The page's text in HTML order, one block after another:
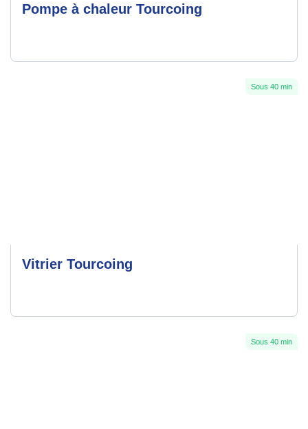
Pompe à chaleur Tourcoing
Sous 40 min
Vitrier Tourcoing
Sous 40 min